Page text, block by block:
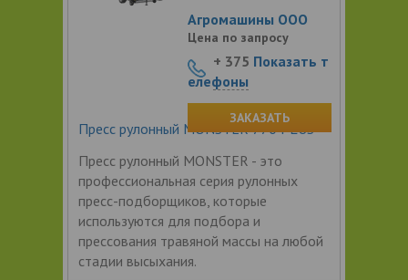
Пресс рулонный MONSTER 770 PLUS
Пресс рулонный MONSTER - это
профессиональная серия рулонных
пресс-подборщиков, которые
используются для подбора и
прессования травяной массы на любой
стадии высыхания.
Агромашины ООО
Цена по запросу
+ 375 Показать т
елефоны
ЗАКАЗАТЬ